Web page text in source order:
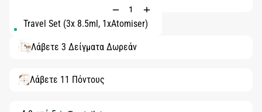
Travel Set (3x 8.5ml, 1xAtomiser)
Λάβετε 3 Δείγματα Δωρεάν
Λάβετε 11 Πόντους